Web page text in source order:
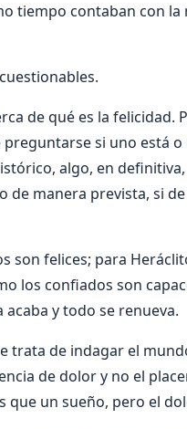
tiempo contaban con la
de qué es la felicidad.
si uno está o
algo, en
manera prevista, si
son felices; para
los confiados son
y todo se renueva.
trata de indagar el
de dolor y no el
que un sueño, pero el